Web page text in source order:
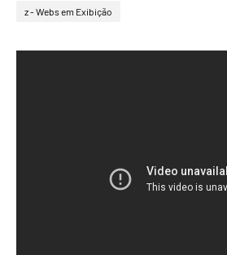
z - Webs em Exibição